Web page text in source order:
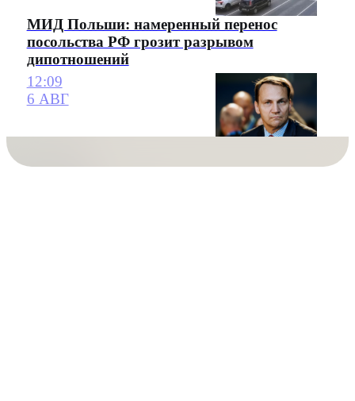
МИД Польши: намеренный перенос
посольства РФ грозит разрывом
дипотношений
12:09
6 АВГ